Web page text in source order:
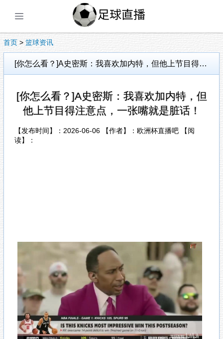
首页 > 篮球资讯
[你怎么看？]A史密斯：我喜欢加内特，但他上节目得注意点，一张嘴就是脏话！
[你怎么看？]A史密斯：我喜欢加内特，但
他上节目得注意点，一张嘴就是脏话！
【发布时间】：2026-06-06 【作者】：欧洲杯直播吧 【阅
读】：